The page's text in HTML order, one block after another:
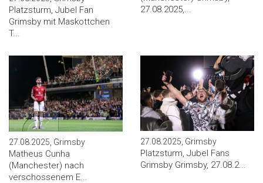
Platzsturm, Jubel Fan
Grimsby mit Maskottchen
T...
27.08.2025,...
27.08.2025, Grimsby
Matheus Cunha
(Manchester) nach
verschossenem E...
27.08.2025, Grimsby
Platzsturm, Jubel Fans
Grimsby Grimsby, 27.08.2...